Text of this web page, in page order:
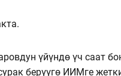
үйүндө үч саат
берүүгө ИИМге